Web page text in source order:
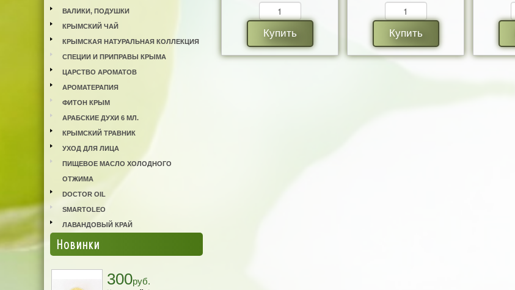
ВАЛИКИ, ПОДУШКИ
КРЫМСКИЙ ЧАЙ
КРЫМСКАЯ НАТУРАЛЬНАЯ КОЛЛЕКЦИЯ
СПЕЦИИ И ПРИПРАВЫ КРЫМА
ЦАРСТВО АРОМАТОВ
АРОМАТЕРАПИЯ
ФИТОН КРЫМ
АРАБСКИЕ ДУХИ 6 МЛ.
КРЫМСКИЙ ТРАВНИК
УХОД ДЛЯ ЛИЦА
ПИЩЕВОЕ МАСЛО ХОЛОДНОГО
ОТЖИМА
DOCTOR OIL
SMARTOLEO
ЛАВАНДОВЫЙ КРАЙ
Новинки
300руб.
Купить Купить